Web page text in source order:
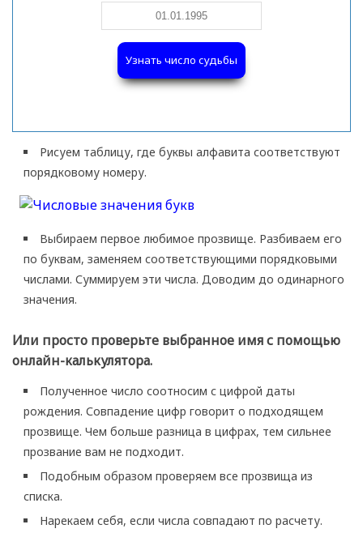
Узнать число судьбы
Рисуем таблицу, где буквы алфавита соответствуют
порядковому номеру.
Выбираем первое любимое прозвище. Разбиваем его
по буквам, заменяем соответствующими порядковыми
числами. Суммируем эти числа. Доводим до одинарного
значения.
Или просто проверьте выбранное имя с помощью
онлайн-калькулятора.
Полученное число соотносим с цифрой даты
рождения. Совпадение цифр говорит о подходящем
прозвище. Чем больше разница в цифрах, тем сильнее
прозвание вам не подходит.
Подобным образом проверяем все прозвища из
списка.
Нарекаем себя, если числа совпадают по расчету.